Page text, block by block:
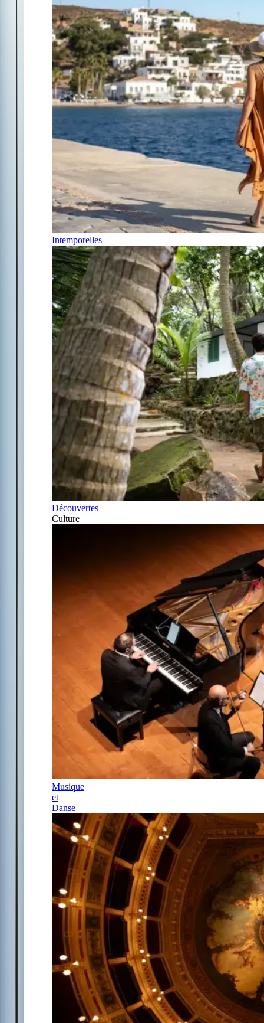
Intemporelles
Découvertes
Culture
Musique
et
Danse